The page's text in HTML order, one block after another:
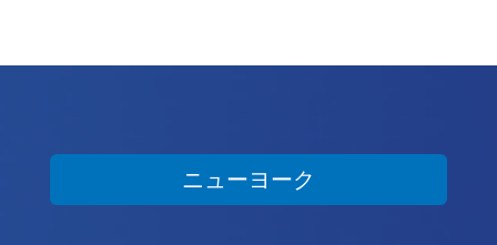
ニューヨーク